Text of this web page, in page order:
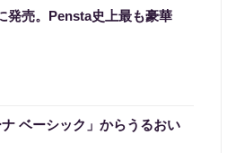
発売。Pensta史上最も豪華
ベーシック」からうるおい